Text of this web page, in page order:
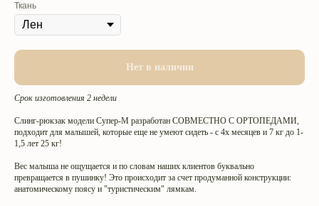
Ткань
Нет в наличии
Срок изготовления 2 недели
Слинг-рюкзак модели Супер-М разработан СОВМЕСТНО С ОРТОПЕДАМИ,
подходит для малышей, которые еще не умеют сидеть - с 4х месяцев и 7 кг до 1-
1,5 лет 25 кг!
Вес малыша не ощущается и по словам наших клиентов буквально
превращается в пушинку! Это происходит за счет продуманной конструкции:
анатомическому поясу и "туристическим" лямкам.